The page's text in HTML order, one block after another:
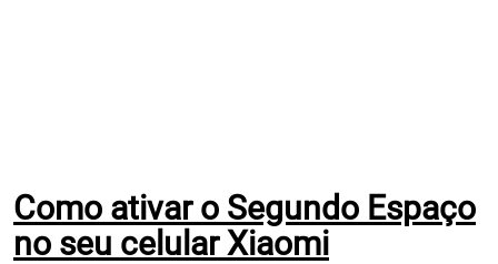
Como ativar o Segundo Espaço
no seu celular Xiaomi